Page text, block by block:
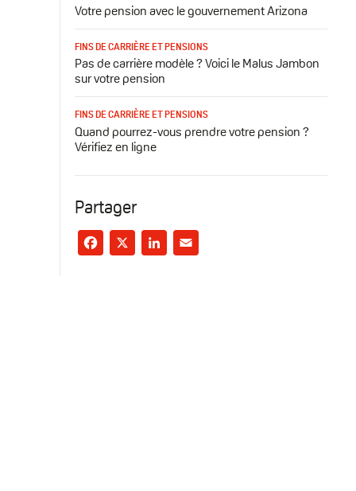
Votre pension avec le gouvernement Arizona
FINS DE CARRIÈRE ET PENSIONS
Pas de carrière modèle ? Voici le Malus Jambon
sur votre pension
FINS DE CARRIÈRE ET PENSIONS
Quand pourrez-vous prendre votre pension ?
Vérifiez en ligne
Partager
Facebook
X LinkedIn